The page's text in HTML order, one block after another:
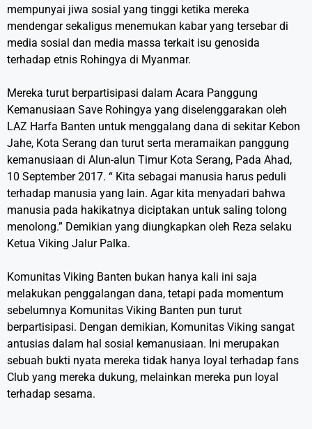
mempunyai jiwa sosial yang tinggi ketika mereka
mendengar sekaligus menemukan kabar yang tersebar di
media sosial dan media massa terkait isu genosida
terhadap etnis Rohingya di Myanmar.
Mereka turut berpartisipasi dalam Acara Panggung
Kemanusiaan Save Rohingya yang diselenggarakan oleh
LAZ Harfa Banten untuk menggalang dana di sekitar Kebon
Jahe, Kota Serang dan turut serta meramaikan panggung
kemanusiaan di Alun-alun Timur Kota Serang, Pada Ahad,
10 September 2017. “ Kita sebagai manusia harus peduli
terhadap manusia yang lain. Agar kita menyadari bahwa
manusia pada hakikatnya diciptakan untuk saling tolong
menolong.” Demikian yang diungkapkan oleh Reza selaku
Ketua Viking Jalur Palka.
Komunitas Viking Banten bukan hanya kali ini saja
melakukan penggalangan dana, tetapi pada momentum
sebelumnya Komunitas Viking Banten pun turut
berpartisipasi. Dengan demikian, Komunitas Viking sangat
antusias dalam hal sosial kemanusiaan. Ini merupakan
sebuah bukti nyata mereka tidak hanya loyal terhadap fans
Club yang mereka dukung, melainkan mereka pun loyal
terhadap sesama.